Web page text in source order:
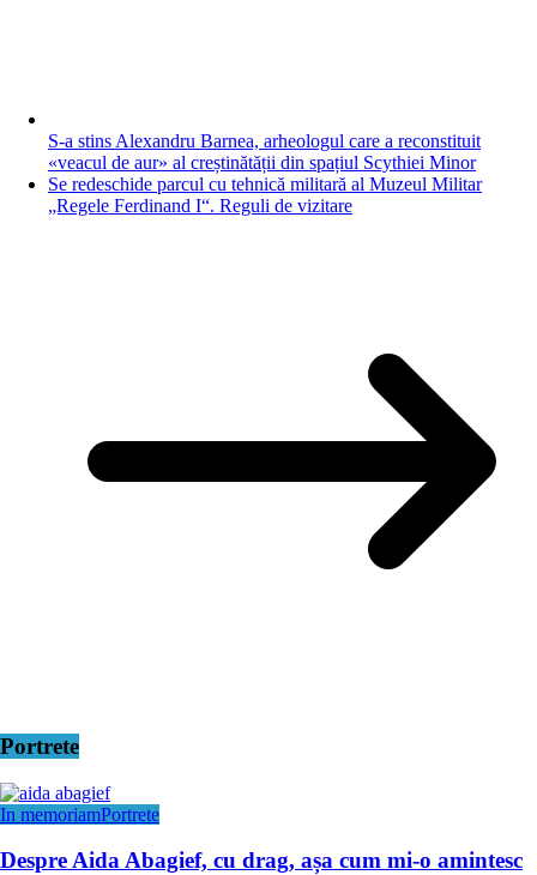
S-a stins Alexandru Barnea, arheologul care a reconstituit
«veacul de aur» al creștinătății din spațiul Scythiei Minor
Se redeschide parcul cu tehnică militară al Muzeul Militar
„Regele Ferdinand I“. Reguli de vizitare
Portrete
In memoriamPortrete
Despre Aida Abagief, cu drag, așa cum mi-o amintesc